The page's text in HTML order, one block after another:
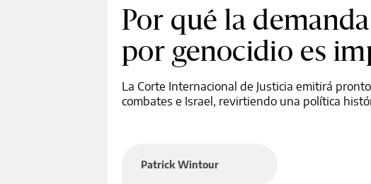
Por qué la
por genocidio es
La Corte Internacional de Justicia emitirá
combates e Israel, revirtiendo una política
Patrick Wintour